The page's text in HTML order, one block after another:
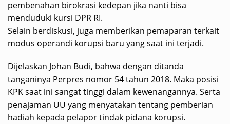
pembenahan birokrasi kedepan jika nanti bisa
menduduki kursi DPR RI.
Selain berdiskusi, juga memberikan pemaparan terkait
modus operandi korupsi baru yang saat ini terjadi.
Dijelaskan Johan Budi, bahwa dengan ditanda
tanganinya Perpres nomor 54 tahun 2018. Maka posisi
KPK saat ini sangat tinggi dalam kewenangannya. Serta
penajaman UU yang menyatakan tentang pemberian
hadiah kepada pelapor tindak pidana korupsi.